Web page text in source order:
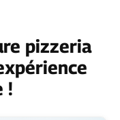
pizzeria
!